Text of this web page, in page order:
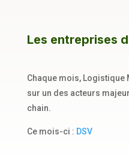
Les entreprises
Chaque mois, Logistique
sur un des acteurs
chain.
Ce mois-ci : DSV